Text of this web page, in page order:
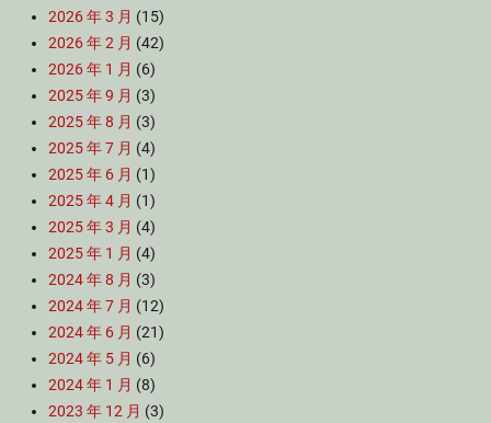
2026 年 3 月 (15)
2026 年 2 月 (42)
2026 年 1 月 (6)
2025 年 9 月 (3)
2025 年 8 月 (3)
2025 年 7 月 (4)
2025 年 6 月 (1)
2025 年 4 月 (1)
2025 年 3 月 (4)
2025 年 1 月 (4)
2024 年 8 月 (3)
2024 年 7 月 (12)
2024 年 6 月 (21)
2024 年 5 月 (6)
2024 年 1 月 (8)
2023 年 12 月 (3)